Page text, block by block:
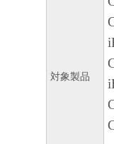
やかに
廃棄ま
８．
The
C.F.R.
対象製品